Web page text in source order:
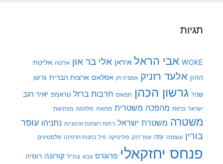
תגיות
WOKE אבי הראל איראן אלי בר און אליטה אליטת
ההון אלעד רזניק אמציה חן אסלאם ארצות הברית גדעון
שניר גרשון הכהן חמאס חרבות ברזל טראמפ יאיר רגב
ישראל כרזות מהפכה משטרית מחאה מלחמה מנהיגות
משטרה משטרת ישראל ניתוח רשתות ארגוניות נתניהו עופר
בורין עוצמה עזה עמר דנק פוליטיקה פיל בחנות חרסינה פלסטינים
פנחס יחזקאלי פרוגרס צבא צה"ל קורונה רוסיה